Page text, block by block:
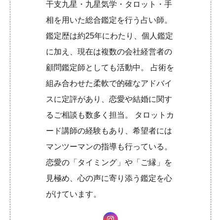
干支九星・九星気学・タロット・手
相を用いた総合鑑定を行う占い師。
鑑定歴は約25年にわたり、個人鑑定
に加え、現在は複数の会社経営者の
顧問鑑定師としても活動中。 占術を
組み合わせた柔軟で的確なアドバイ
スに定評があり、恋愛や結婚に関す
るご相談も数多く担当。 タロットカ
ード講師の経験もあり、希望者には
マンツーマンの指導も行っている。
恋愛の「タイミング」や「ご縁」を
見極め、心の声に寄り添う鑑定を心
がけています。